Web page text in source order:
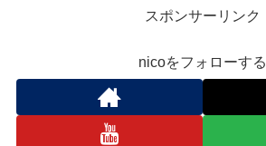
スポンサーリンク
nicoをフォローする